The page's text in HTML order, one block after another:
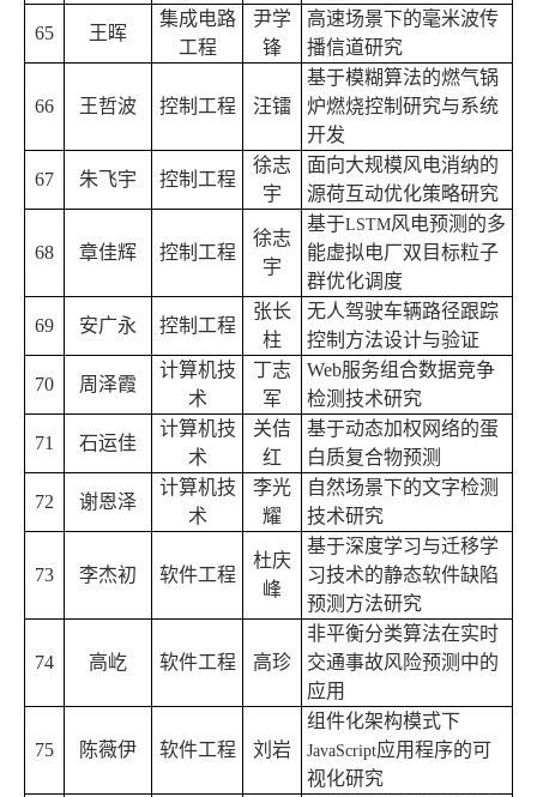
65 王晖
集成电路
工程
尹学
锋
高速场景下的毫米波传
播信道研究
66 王哲波 控制工程 汪镭
基于模糊算法的燃气锅
炉燃烧控制研究与系统
开发
67 朱飞宇 控制工程
徐志
宇
面向大规模风电消纳的
源荷互动优化策略研究
68 章佳辉 控制工程
徐志
宇
基于LSTM风电预测的多
能虚拟电厂双目标粒子
群优化调度
69 安广永 控制工程
张长
柱
无人驾驶车辆路径跟踪
控制方法设计与验证
70 周泽霞
计算机技
术
丁志
军
Web服务组合数据竞争
检测技术研究
71 石运佳
计算机技
术
关佶
红
基于动态加权网络的蛋
白质复合物预测
72 谢恩泽
计算机技
术
李光
耀
自然场景下的文字检测
技术研究
73 李杰初 软件工程
杜庆
峰
基于深度学习与迁移学
习技术的静态软件缺陷
预测方法研究
74 高屹 软件工程 高珍
非平衡分类算法在实时
交通事故风险预测中的
应用
75 陈薇伊 软件工程 刘岩
组件化架构模式下
JavaScript应用程序的可
视化研究